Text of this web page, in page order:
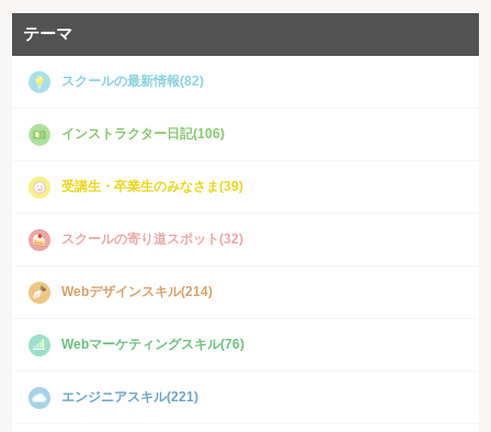
テーマ
スクールの最新情報(82)
インストラクター日記(106)
受講生・卒業生のみなさま(39)
スクールの寄り道スポット(32)
Webデザインスキル(214)
Webマーケティングスキル(76)
エンジニアスキル(221)